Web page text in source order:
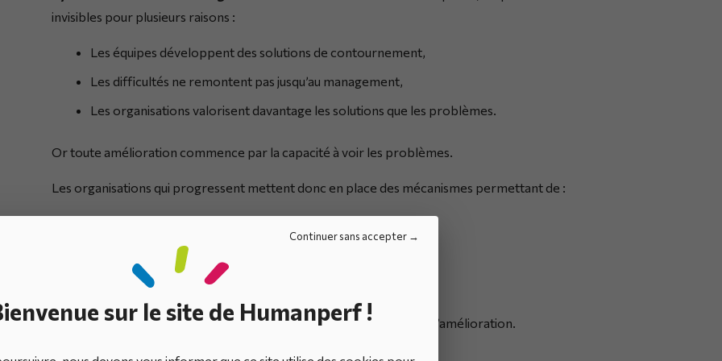
Continuer sans accepter
sur le site de Humanperf !
invisibles pour plusieurs raisons :
Les équipes développent des solutions de contournement,
Les difficultés ne remontent pas jusqu’au management,
Les organisations valorisent davantage les solutions que les problèmes.
Or toute amélioration commence par la capacité à voir les problèmes.
Les organisations qui progressent mettent donc en place des mécanismes permettant de :
Partager les dysfonctionnements rencontrés
Rendre visibles les problèmes opérationnels
Cette visibilité constitue la condition de départ de toute démarche d’amélioration.